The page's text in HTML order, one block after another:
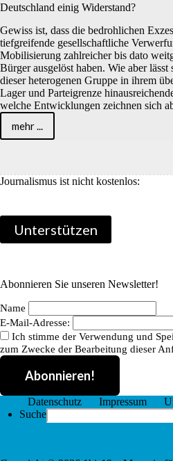
Deutschland einig Widerstand?
Gewiss ist, dass die bedrohlichen
tiefgreifende gesellschaftliche
Mobilisierung zahlreicher bis dato
Bürger ausgelöst haben. Wie aber lässt
dieser heterogenen Gruppe in ihrem
Lager und Parteigrenze
welche Entwicklungen zeichnen sich
mehr ...Deutschland
einig
Journalismus ist nicht kostenlos:
Unterstützen
Abonnieren Sie unseren Newsletter!
Name
E-Mail-Adresse:
Ich stimme der Verwendung und
zum Zwecke der Bearbeitung dieser
Datenschutz Impressum
SucheSearch
for: